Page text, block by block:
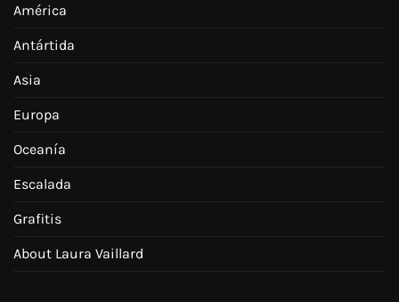
América
Antártida
Asia
Europa
Oceanía
Escalada
Grafitis
About Laura Vaillard